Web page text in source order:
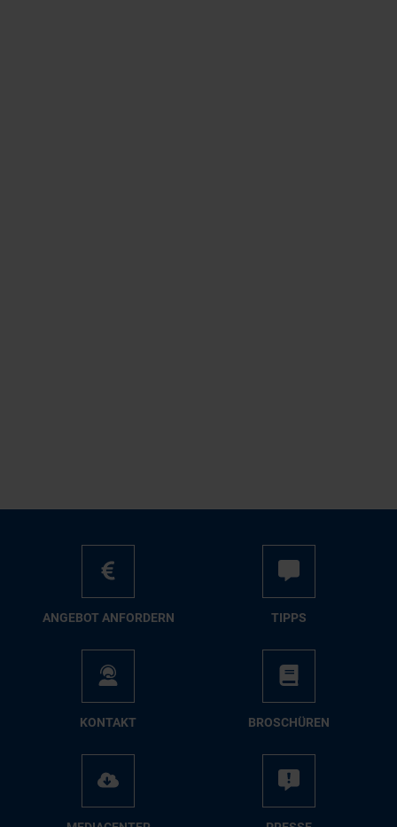
AN­GE­BOT AN­FOR­DERN TIPPS
KON­TAKT BRO­SCHÜ­REN